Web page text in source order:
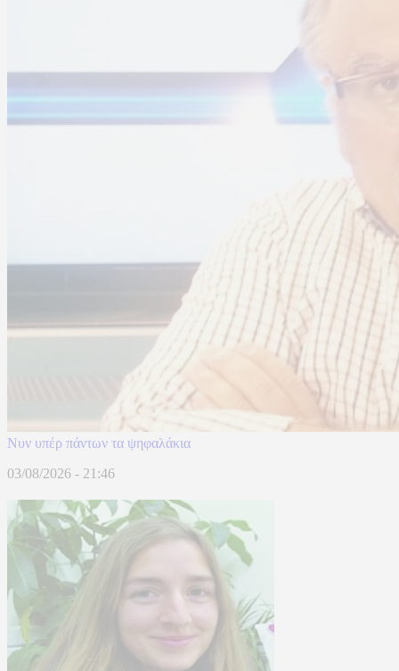
Νυν υπέρ πάντων τα ψηφαλάκια
03/08/2026 - 21:46